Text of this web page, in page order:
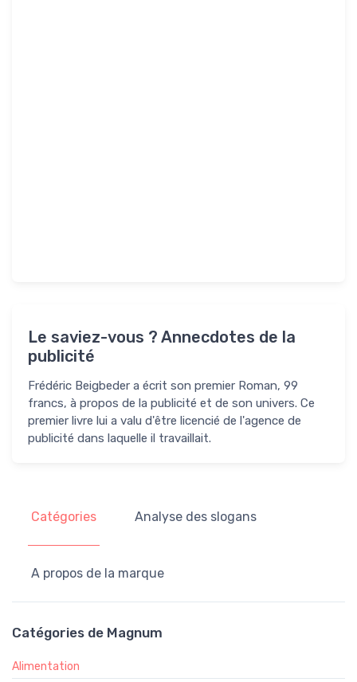
Le saviez-vous ? Annecdotes de la
publicité
Frédéric Beigbeder a écrit son premier Roman, 99
francs, à propos de la publicité et de son univers. Ce
premier livre lui a valu d'être licencié de l'agence de
publicité dans laquelle il travaillait.
Catégories Analyse des slogans
A propos de la marque
Catégories de Magnum
Alimentation